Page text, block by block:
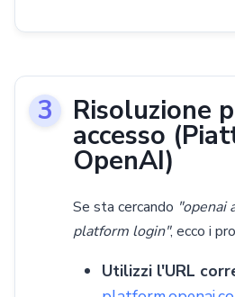
Risoluzione
accesso
OpenAI)
Se sta cercando "openai
platform login", ecco i
Utilizzi l'URL